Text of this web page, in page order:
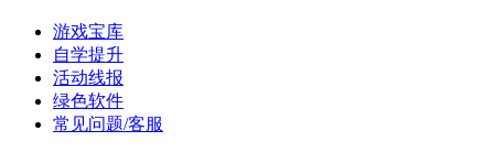
游戏宝库
自学提升
活动线报
绿色软件
常见问题/客服